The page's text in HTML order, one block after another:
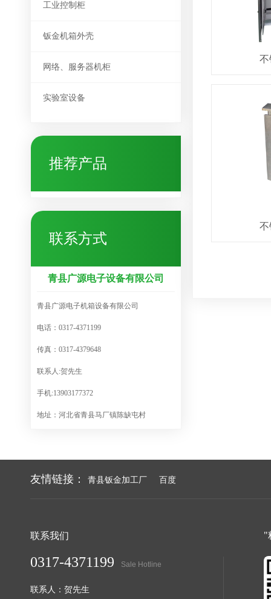
工业控制柜
钣金机箱外壳
网络、服务器机柜
实验室设备
推荐产品
联系方式
青县广源电子设备有限公司
青县广源电子机箱设备有限公司
电话：0317-4371199
传真：0317-4379648
联系人:贺先生
手机:13903177372
地址：河北省青县马厂镇陈缺屯村
不
不
友情链接： 青县钣金加工厂 百度
联系我们
0317-4371199 Sale Hotline
联系人：贺先生
"